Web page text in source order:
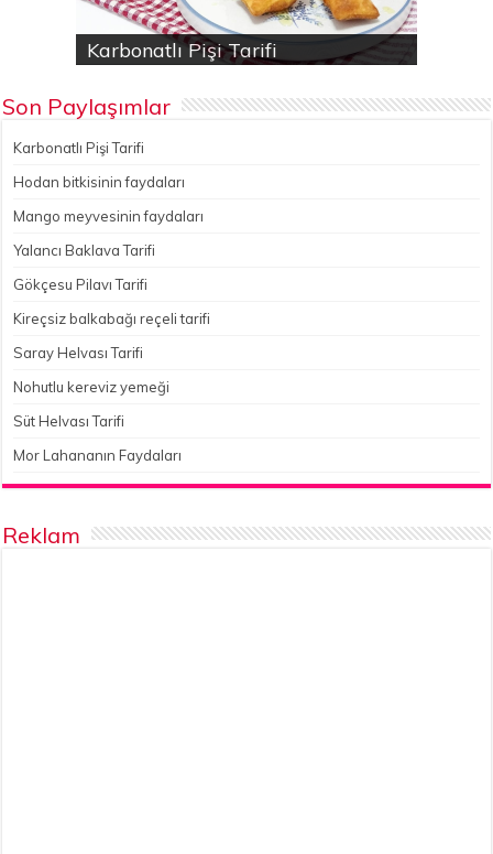
Karbonatlı Pişi Tarifi
Hodan bitkisinin faydaları
Yalancı Baklava Tarifi
Gökçesu Pilavı Tarifi
Nohutlu kereviz yemeği
Son Paylaşımlar
Karbonatlı Pişi Tarifi
Hodan bitkisinin faydaları
Mango meyvesinin faydaları
Yalancı Baklava Tarifi
Gökçesu Pilavı Tarifi
Kireçsiz balkabağı reçeli tarifi
Saray Helvası Tarifi
Nohutlu kereviz yemeği
Süt Helvası Tarifi
Mor Lahananın Faydaları
Reklam